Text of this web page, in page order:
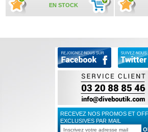
EN STOCK
RECEVEZ NOS PROMOS ET
EXCLUSIVES PAR MAIL